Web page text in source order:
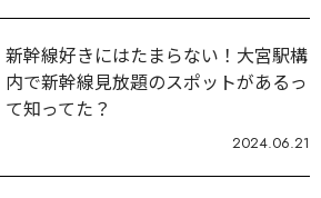
新幹線好きにはたまらない！大宮駅構
内で新幹線見放題のスポットがあるっ
て知ってた？
2024.06.21